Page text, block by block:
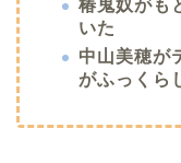
椿鬼奴がも
いた
中山美穂が
がふっくら